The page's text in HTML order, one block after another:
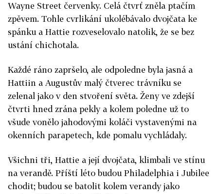
Wayne Street červenky. Celá čtvrť zněla ptačím
zpěvem. Tohle cvrlikání ukolébávalo dvojčata ke
spánku a Hattie rozveselovalo natolik, že se bez
ustání chichotala.
Každé ráno zapršelo, ale odpoledne byla jasná a
Hattiin a Augustův malý čtverec trávníku se
zelenal jako v den stvoření světa. Ženy ve zdejší
čtvrti hned zrána pekly a kolem poledne už to
všude vonělo jahodovými koláči vystavenými na
okenních parapetech, kde pomalu vychládaly.
Všichni tři, Hattie a její dvojčata, klimbali ve stínu
na verandě. Příští léto budou Philadelphia i Jubilee
chodit; budou se batolit kolem verandy jako